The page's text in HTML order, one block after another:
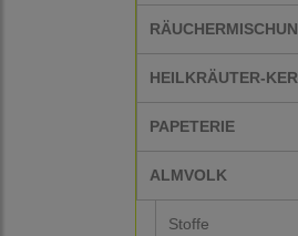
HEILKRÄUTER-
PAPETERIE
ALMVOLK
Stoffe